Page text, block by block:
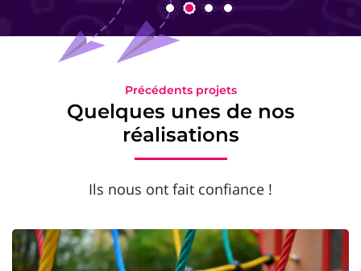
Précédents projets
Quelques unes de nos
réalisations
Ils nous ont fait confiance !